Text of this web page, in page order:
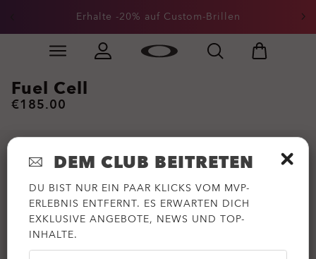
Skip to
Erhalte -20% auf Custom-Brillen
Slide 1 of 3. Erhalte -20% auf Custom-Brillen
Fuel Cell
€185.00
DEM CLUB BEITRETEN
DU BIST NUR EIN PAAR KLICKS VOM MVP-
ERLEBNIS ENTFERNT. ES ERWARTEN DICH
EXKLUSIVE ANGEBOTE, NEWS UND TOP-
INHALTE.